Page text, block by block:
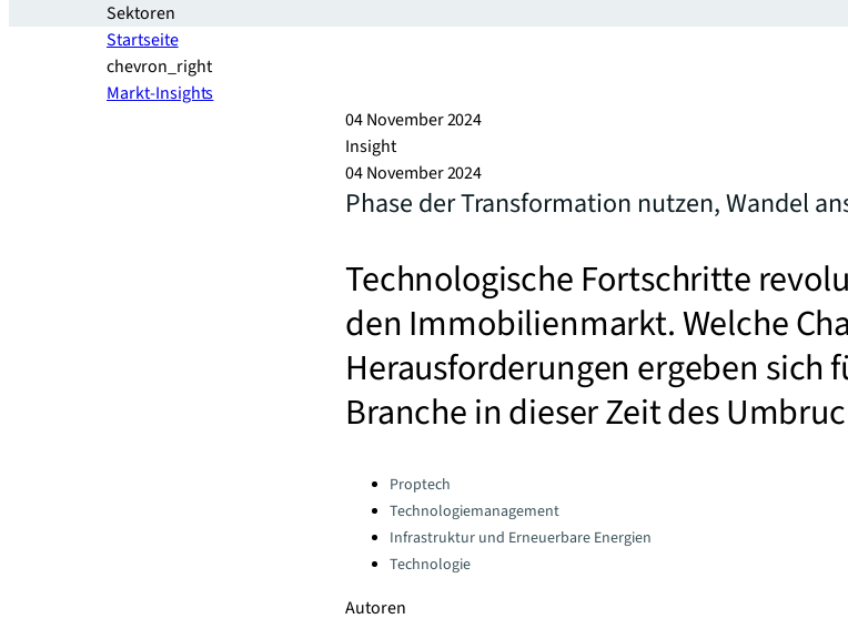
Sektoren​
Startseite
chevron_right
Markt-Insights
04 November 2024
Insight
04 November 2024
Phase der Transformation nutzen, Wandel
Technologische Fortschritte
den Immobilienmarkt. Welche
Herausforderungen ergeben sich
Branche in dieser Zeit des
Categories:
Proptech
Technologiemanagement
Infrastruktur und Erneuerbare Energien
Technologie
Autoren